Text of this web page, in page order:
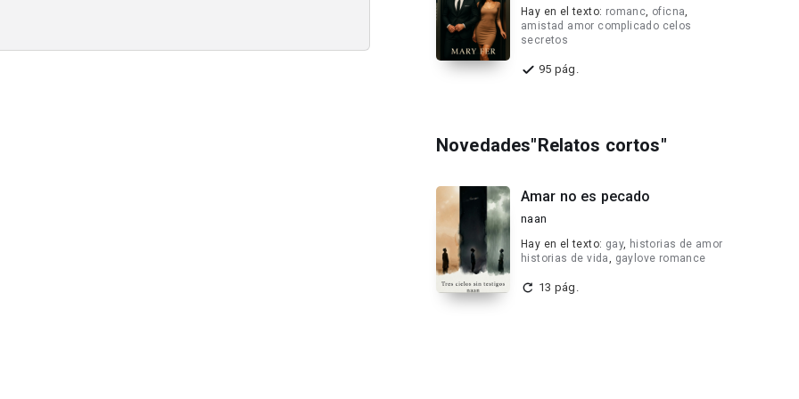
Hay en el texto: romanc, oficna,
amistad amor complicado celos
secretos
95 pág.
Novedades"Relatos cortos"
Amar no es pecado
naan
Hay en el texto: gay, historias de amor
historias de vida, gaylove romance
13 pág.